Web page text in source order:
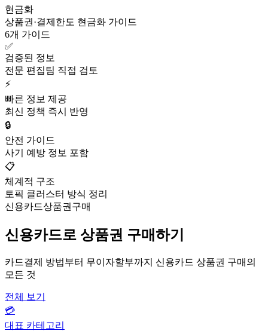
현금화
상품권·결제한도 현금화 가이드
6개 가이드
✅
검증된 정보
전문 편집팀 직접 검토
⚡
빠른 정보 제공
최신 정책 즉시 반영
🔒
안전 가이드
사기 예방 정보 포함
📋
체계적 구조
토픽 클러스터 방식 정리
신용카드상품권구매
신용카드로 상품권 구매하기
카드결제 방법부터 무이자할부까지 신용카드 상품권 구매의
모든 것
전체 보기
💳
대표 카테고리